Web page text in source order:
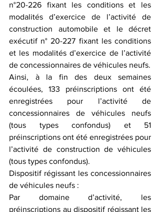
n°20-226 fixant les conditions et les
modalités d’exercice de l’activité de
construction automobile et le décret
exécutif n° 20-227 fixant les conditions
et les modalités d’exercice de l’activité
de concessionnaires de véhicules neufs.
Ainsi, à la fin des deux semaines
écoulées, 133 préinscriptions ont été
enregistrées pour l’activité de
concessionnaires de véhicules neufs
(tous types confondus) et 51
préinscriptions ont été enregistrées pour
l’activité de construction de véhicules
(tous types confondus).
Dispositif régissant les concessionnaires
de véhicules neufs :
Par domaine d’activité, les
préinscriptions au dispositif régissant les